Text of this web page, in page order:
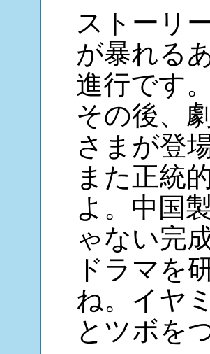
ストーリ
が暴れる
進行です
その後、
さまが登
また正統
よ。中国
ゃない完
ドラマを
ね。イヤ
とツボを